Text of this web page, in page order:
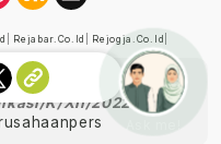
Rejabar.co.id Rejogja.co.id
Dewan Pers
K/XII/2022